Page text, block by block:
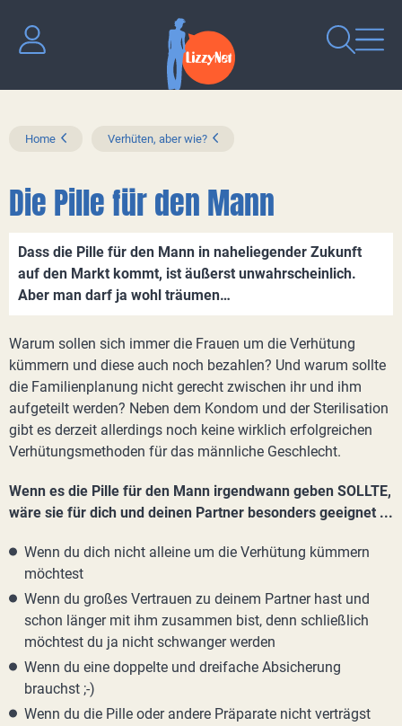
Home Verhüten, aber wie?
Die Pille für den Mann
Dass die Pille für den Mann in naheliegender Zukunft
auf den Markt kommt, ist äußerst unwahrscheinlich.
Aber man darf ja wohl träumen…
Warum sollen sich immer die Frauen um die Verhütung
kümmern und diese auch noch bezahlen? Und warum sollte
die Familienplanung nicht gerecht zwischen ihr und ihm
aufgeteilt werden? Neben dem Kondom und der Sterilisation
gibt es derzeit allerdings noch keine wirklich erfolgreichen
Verhütungsmethoden für das männliche Geschlecht.
Wenn es die Pille für den Mann irgendwann geben SOLLTE,
wäre sie für dich und deinen Partner besonders geeignet ...
Wenn du dich nicht alleine um die Verhütung kümmern
möchtest
Wenn du großes Vertrauen zu deinem Partner hast und
schon länger mit ihm zusammen bist, denn schließlich
möchtest du ja nicht schwanger werden
Wenn du eine doppelte und dreifache Absicherung
brauchst ;-)
Wenn du die Pille oder andere Präparate nicht verträgst